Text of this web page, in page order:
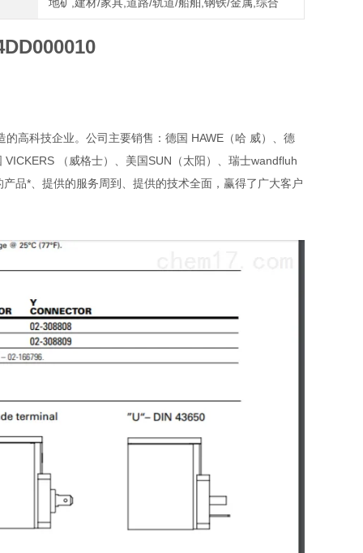
高科技企业。公司主要销售：德国 HAWE（哈 威）、德
（威格士）、美国SUN（太阳）、瑞士wandfluh
品*、提供的服务周到、提供的技术全面，赢得了广大客户